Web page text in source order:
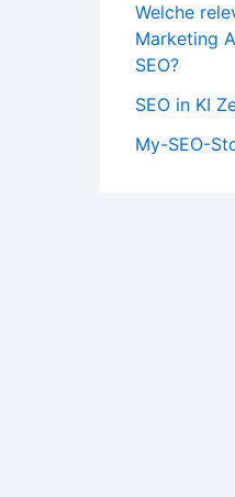
Welche
Marketing
SEO?
SEO in KI
My-SEO-